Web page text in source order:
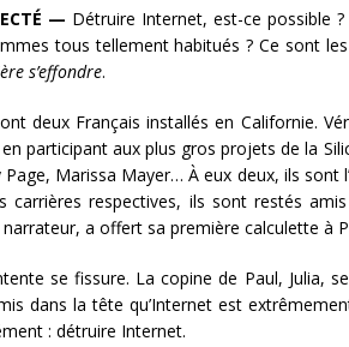
— Détruire Internet, est-ce possible
tous tellement habitués ? Ce sont
s’effondre.
deux Français installés en Californie.
participant aux plus gros projets de la
Marissa Mayer… À eux deux, ils sont
carrières respectives, ils sont restés
a offert sa première calculette à
se fissure. La copine de Paul, Julia,
dans la tête qu’Internet est
: détruire Internet.